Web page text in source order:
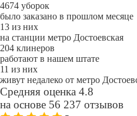
4674 уборок
было заказано в прошлом месяце
13 из них
на станции метро Достоевская
204 клинеров
работают в нашем штате
11 из них
живут недалеко от метро
Средняя оценка 4.8
на основе 56 237 отзывов